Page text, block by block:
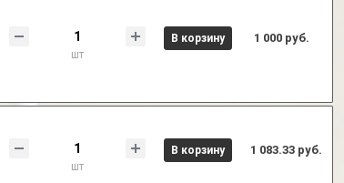
1 000 руб.
В корзину
шт
1 083.33 руб.
В корзину
шт